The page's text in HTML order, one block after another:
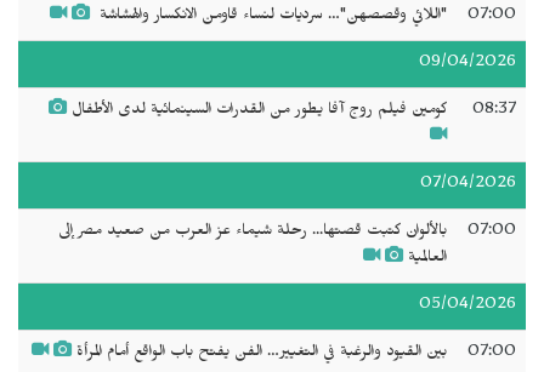
07:00 "‬اللائي وقصصهن‫"…‬ سرديات لنساء قاومن الانكسار والهشاشة ‬‬‬‬
09/04/2026
08:37 كومين فيلم روج آفا يطور من القدرات السينمائية لدى الأطفال
07/04/2026
07:00
بالألوان كتبت قصتها... رحلة شيماء عز العرب من صعيد مصر إلى
العالمية
05/04/2026
07:00 بين القيود والرغبة في التغيير… الفن يفتح باب الواقع أمام المرأة